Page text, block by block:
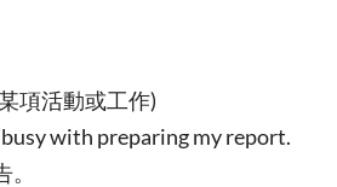
項活動或工作)
with preparing my report.